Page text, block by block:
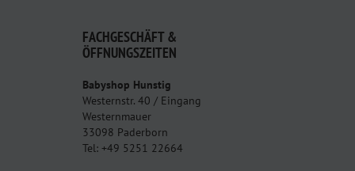
FACHGESCHÄFT &
ÖFFNUNGSZEITEN
Babyshop Hunstig
Westernstr. 40 / Eingang
Westernmauer
33098 Paderborn
Tel: +49 5251 22664